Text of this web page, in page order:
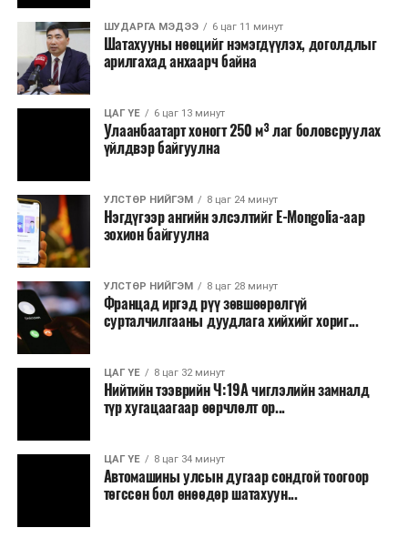
наймдугаар сард багтаан бэлэн болгоно. Монголбанк
болон арилжааны банкуудтай хамтран стратегийн
бүтээгдэхүүний нөөц бүрдүүлэх, хадгалах, түгээх,
борлуулах бүх шатанд цахим төлбөрийн баримт
үйлдэж, бүртгэлийг ил тод болгох юм.
2026 оны намар бэлтгэж, 2027 оны хавар худалдаанд
Засаг дарга Б.Пүрэвдагваг онцгойлон анхаарч
ажиллахыг Ерөнхий сайд үүрэг болгожээ.
Нөөцийн махыг цахим системд бүртгэснээр мах
бэлтгэлийн явц, нөөцийн үлдэгдэл ил тод болно. Мөн
хөнгөлөлттэй зээлийг зориулалтын бусаар ашиглах
явдлыг таслан зогсоох, хүртээмжийг нэмэгдүүлэх,
өрсөлдөөнийг бий болгох боломжтой гэж үзжээ.
Иргэд агуулах, үйлдвэрээс махаа шууд худалдан авах,
малчид системээр дамжуулан бүтээгдэхүүнээ
Түүнчлэн түлш, улаанбуудай, хүнсний ногооны нөөц
бүрдүүлэх зоорь, агуулах барих аж ахуйн нэгжүүдэд
ШУДАРГА МЭДЭЭ 6 цаг 11 минут
Шатахууны нөөцийг нэмэгдүүлэх, доголдлыг
арилгахад анхаарч байна
ЦАГ ҮЕ 6 цаг 13 минут
Улаанбаатарт хоногт 250 м³ лаг боловсруулах
үйлдвэр байгуулна
УЛСТӨР НИЙГЭМ 8 цаг 24 минут
Нэгдүгээр ангийн элсэлтийг E-Mongolia-аар
зохион байгуулна
УЛСТӨР НИЙГЭМ 8 цаг 28 минут
Францад иргэд рүү зөвшөөрөлгүй
сурталчилгааны дуудлага хийхийг хориг...
ЦАГ ҮЕ 8 цаг 32 минут
Нийтийн тээврийн Ч:19А чиглэлийн замналд
түр хугацаагаар өөрчлөлт ор...
ЦАГ ҮЕ 8 цаг 34 минут
Автомашины улсын дугаар сондгой тоогоор
төгссөн бол өнөөдөр шатахуун...